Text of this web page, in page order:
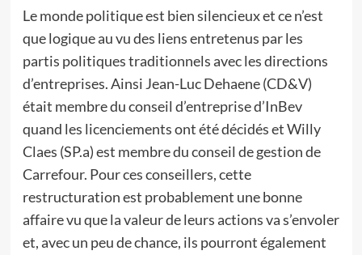
Le monde politique est bien silencieux et ce n’est
que logique au vu des liens entretenus par les
partis politiques traditionnels avec les directions
d’entreprises. Ainsi Jean-Luc Dehaene (CD&V)
était membre du conseil d’entreprise d’InBev
quand les licenciements ont été décidés et Willy
Claes (SP.a) est membre du conseil de gestion de
Carrefour. Pour ces conseillers, cette
restructuration est probablement une bonne
affaire vu que la valeur de leurs actions va s’envoler
et, avec un peu de chance, ils pourront également